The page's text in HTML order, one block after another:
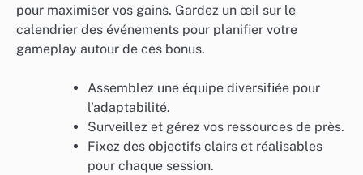
pour maximiser vos gains. Gardez un œil sur le
calendrier des événements pour planifier votre
gameplay autour de ces bonus.
Assemblez une équipe diversifiée pour
l’adaptabilité.
Surveillez et gérez vos ressources de près.
Fixez des objectifs clairs et réalisables
pour chaque session.